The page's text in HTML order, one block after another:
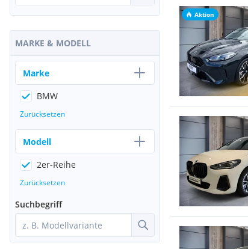
Aktion
MARKE & MODELL
Marke
BMW
Zurücksetzen
Modell
2er-Reihe
Zurücksetzen
Suchbegriff